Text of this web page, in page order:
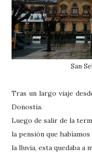
San
Tras un largo viaje
Donostia.
Luego de salir de la
la pensión que
la lluvia, esta quedaba a